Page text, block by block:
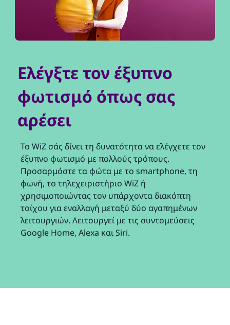
Ελέγξτε τον έξυπνο
φωτισμό όπως σας
αρέσει
Το WiZ σάς δίνει τη δυνατότητα να ελέγχετε τον
έξυπνο φωτισμό με πολλούς τρόπους.
Προσαρμόστε τα φώτα με το smartphone, τη
φωνή, το τηλεχειριστήριο WiZ ή
χρησιμοποιώντας τον υπάρχοντα διακόπτη
τοίχου για εναλλαγή μεταξύ δύο αγαπημένων
λειτουργιών. Λειτουργεί με τις συντομεύσεις
Google Home, Alexa και Siri.